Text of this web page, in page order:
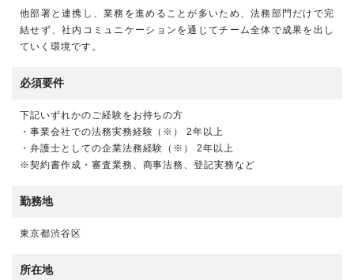
他部署と連携し、業務を進めることが多いため、法務部門だけで完
結せず、社内コミュニケーションを通じてチーム全体で成果を出し
ていく環境です。
必須要件
下記いずれかのご経験をお持ちの方
・事業会社での法務実務経験（※） 2年以上
・弁護士としての企業法務経験（※） 2年以上
※契約書作成・審査業務、商事法務、登記実務など
勤務地
東京都渋谷区
所在地